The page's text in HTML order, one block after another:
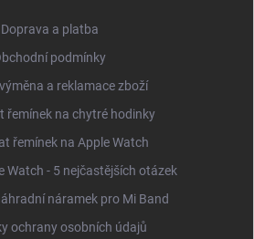
Doprava a platba
podmínky
a reklamace zboží
řemínek na chytré hodinky
řemínek na Apple Watch
Watch - 5 nejčastějších otázek
náramek pro Mi Band
ochrany osobních údajů